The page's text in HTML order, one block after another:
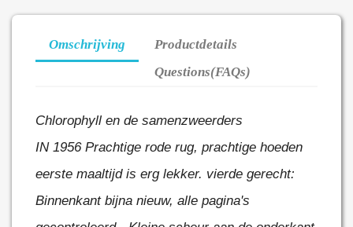
Omschrijving
Productdetails
Questions(FAQs)
Chlorophyll en de samenzweerders
IN 1956 Prachtige rode rug, prachtige hoeden
eerste maaltijd is erg lekker. vierde gerecht:
Binnenkant bijna nieuw, alle pagina's